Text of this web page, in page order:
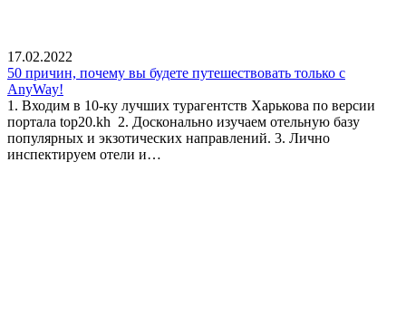
17.02.2022
50 причин, почему вы будете путешествовать только с
AnyWay!
1. Входим в 10-ку лучших турагентств Харькова по версии
портала top20.kh 2. Досконально изучаем отельную базу
популярных и экзотических направлений. 3. Лично
инспектируем отели и…